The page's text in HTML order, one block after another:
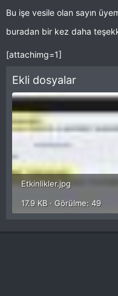
Bu işe vesile olan sayın
buradan bir kez daha
[attachimg=1]
Ekli dosyalar
Etkinlikler.jpg
17.9 KB · Görülme: 49